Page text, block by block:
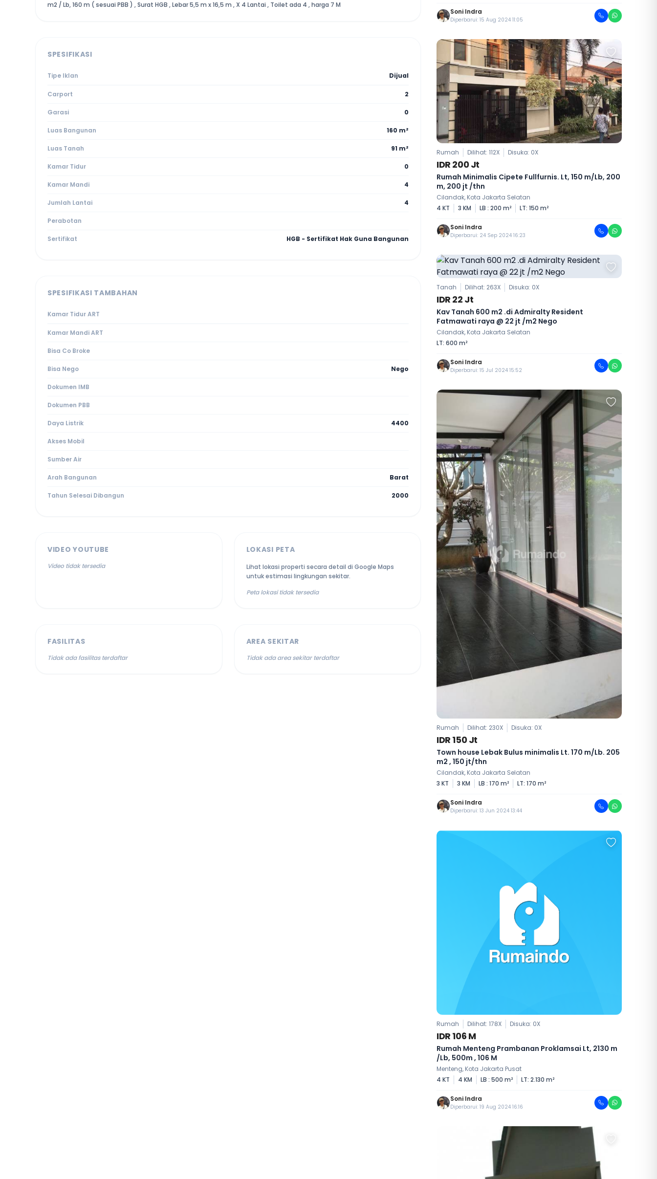
m2 / Lb, 160 m ( sesuai PBB ) , Surat HGB , Lebar 5,5 m x 16,5 m , X 4 Lantai , Toilet ada 4 , harga 7 M
SPESIFIKASI
Tipe Iklan Dijual
Carport 2
Garasi 0
Luas Bangunan 160 m²
Luas Tanah 91 m²
Kamar Tidur 0
Kamar Mandi 4
Jumlah Lantai 4
Perabotan
Sertifikat HGB - Sertifikat Hak Guna Bangunan
SPESIFIKASI TAMBAHAN
Kamar Tidur ART
Kamar Mandi ART
Bisa Co Broke
Bisa Nego Nego
Dokumen IMB
Dokumen PBB
Daya Listrik 4400
Akses Mobil
Sumber Air
Arah Bangunan Barat
Tahun Selesai Dibangun 2000
VIDEO YOUTUBE
Video tidak tersedia
LOKASI PETA
Lihat lokasi properti secara detail di Google Maps
untuk estimasi lingkungan sekitar.
Peta lokasi tidak tersedia
FASILITAS
Tidak ada fasilitas terdaftar
AREA SEKITAR
Tidak ada area sekitar terdaftar
Soni Indra
Diperbarui: 15 Aug 2024 11:05
Rumah Dilihat: 112X Disuka: 0X
IDR 200 Jt
Rumah Minimalis Cipete Fullfurnis. Lt, 150 m/Lb, 200
m, 200 jt /thn
Cilandak, Kota Jakarta Selatan
4 KT
3 KM LB : 200 m² LT: 150 m²
Soni Indra
Diperbarui: 24 Sep 2024 16:23
Tanah Dilihat: 263X Disuka: 0X
IDR 22 Jt
Kav Tanah 600 m2 .di Admiralty Resident
Fatmawati raya @ 22 jt /m2 Nego
Cilandak, Kota Jakarta Selatan
LT: 600 m²
Soni Indra
Diperbarui: 15 Jul 2024 15:52
Rumah Dilihat: 230X Disuka: 0X
IDR 150 Jt
Town house Lebak Bulus minimalis Lt. 170 m/Lb. 205
m2 , 150 jt/thn
Cilandak, Kota Jakarta Selatan
3 KT
3 KM LB : 170 m² LT: 170 m²
Soni Indra
Diperbarui: 13 Jun 2024 13:44
Rumah Dilihat: 178X Disuka: 0X
IDR 106 M
Rumah Menteng Prambanan Proklamsai Lt, 2130 m
/Lb, 500m , 106 M
Menteng, Kota Jakarta Pusat
4 KT
4 KM LB : 500 m² LT: 2.130 m²
Soni Indra
Diperbarui: 19 Aug 2024 16:16